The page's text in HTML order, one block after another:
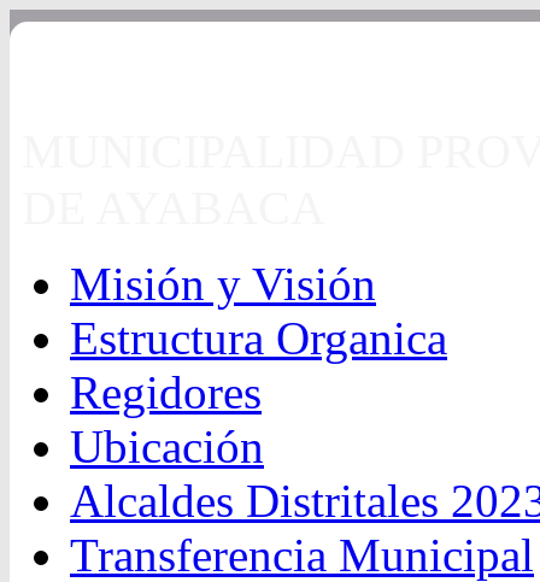
Misión y Visión
Estructura Organica
Regidores
Ubicación
Alcaldes Distritales
Transferencia Municipal